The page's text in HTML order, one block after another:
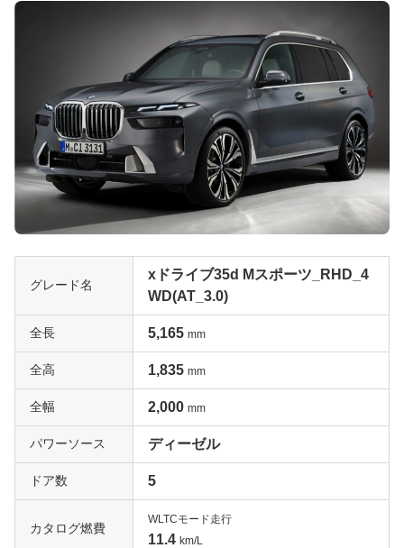
グレード名
xドライブ35d Mスポーツ_RHD_4
WD(AT_3.0)
全長 5,165 mm
全高 1,835 mm
全幅 2,000 mm
パワーソース ディーゼル
ドア数 5
カタログ燃費
WLTCモード走行
11.4 km/L